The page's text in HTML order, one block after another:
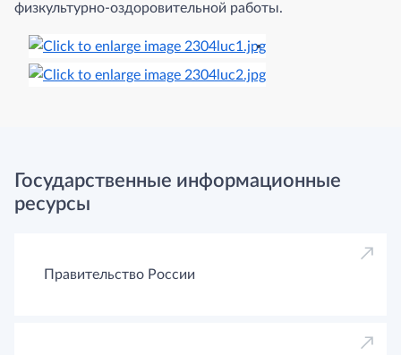
физкультурно-оздоровительной работы.
Государственные информационные
ресурсы
Правительство России